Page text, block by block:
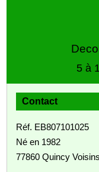
5 à
Contact
Réf. EB807101025
Né en 1982
77860 Quincy Voisins